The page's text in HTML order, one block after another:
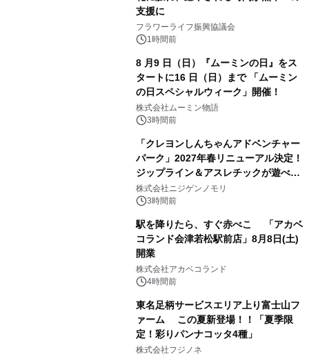
支援に
フラワーライフ振興協議会
1時間前
8 月9 日（日）『ムーミンの日』をス
タートに16 日（日）まで 「ムーミン
の日スペシャルウィーク」開催！
株式会社ムーミン物語
3時間前
「クレヨンしんちゃんアドベンチャー
パーク」2027年春リニューアル決定！
ジップライン＆アスレチックが遊べる
のは今年が最後！ 「ラスト！ドキがム
ネムネ～大作戦！」始動
株式会社ニジゲンノモリ
3時間前
駅を降りたら、すぐ赤べこ 「アカベ
コランド会津若松駅前店」8月8日(土)
開業
株式会社アカベコランド
4時間前
東名足柄サービスエリア上り富士山フ
ァーム この夏新登場！！「夏季限
定！彩りパンナコッタ4種」
株式会社フジノネ